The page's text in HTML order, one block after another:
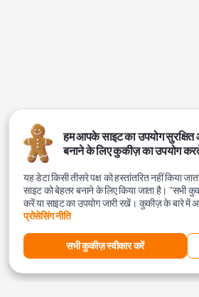
हम आपके साइट का उपयोग
बनाने के लिए कुकीज़ का उपयोग
यह डेटा किसी तीसरे पक्ष को हस्तांतरित नहीं किया
साइट को बेहतर बनाने के लिए किया जाता है। "सभी
करें या साइट का उपयोग जारी रखें। कुकीज़ के बारे में
प्रोसेसिंग नीति
सभी कुकीज़ स्वीकार करें